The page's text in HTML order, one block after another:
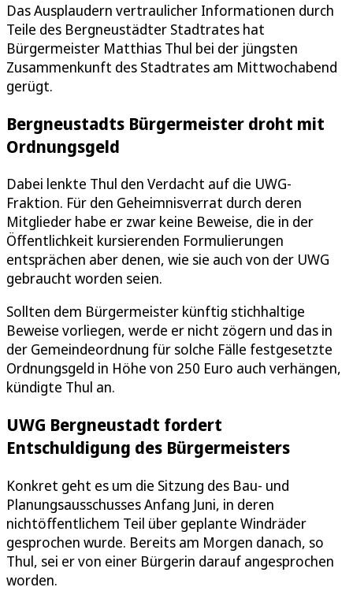
Das Ausplaudern vertraulicher Informationen durch
Teile des Bergneustädter Stadtrates hat
Bürgermeister Matthias Thul bei der jüngsten
Zusammenkunft des Stadtrates am Mittwochabend
gerügt.
Bergneustadts Bürgermeister droht mit
Ordnungsgeld
Dabei lenkte Thul den Verdacht auf die UWG-
Fraktion. Für den Geheimnisverrat durch deren
Mitglieder habe er zwar keine Beweise, die in der
Öffentlichkeit kursierenden Formulierungen
entsprächen aber denen, wie sie auch von der UWG
gebraucht worden seien.
Sollten dem Bürgermeister künftig stichhaltige
Beweise vorliegen, werde er nicht zögern und das in
der Gemeindeordnung für solche Fälle festgesetzte
Ordnungsgeld in Höhe von 250 Euro auch verhängen,
kündigte Thul an.
UWG Bergneustadt fordert
Entschuldigung des Bürgermeisters
Konkret geht es um die Sitzung des Bau- und
Planungsausschusses Anfang Juni, in deren
nichtöffentlichem Teil über geplante Windräder
gesprochen wurde. Bereits am Morgen danach, so
Thul, sei er von einer Bürgerin darauf angesprochen
worden.